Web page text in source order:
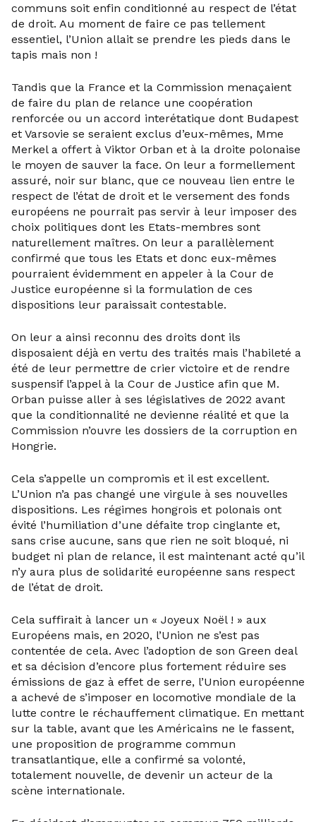
communs soit enfin conditionné au respect de l’état
de droit. Au moment de faire ce pas tellement
essentiel, l’Union allait se prendre les pieds dans le
tapis mais non !
Tandis que la France et la Commission menaçaient
de faire du plan de relance une coopération
renforcée ou un accord interétatique dont Budapest
et Varsovie se seraient exclus d’eux-mêmes, Mme
Merkel a offert à Viktor Orban et à la droite polonaise
le moyen de sauver la face. On leur a formellement
assuré, noir sur blanc, que ce nouveau lien entre le
respect de l’état de droit et le versement des fonds
européens ne pourrait pas servir à leur imposer des
choix politiques dont les Etats-membres sont
naturellement maîtres. On leur a parallèlement
confirmé que tous les Etats et donc eux-mêmes
pourraient évidemment en appeler à la Cour de
Justice européenne si la formulation de ces
dispositions leur paraissait contestable.
On leur a ainsi reconnu des droits dont ils
disposaient déjà en vertu des traités mais l’habileté a
été de leur permettre de crier victoire et de rendre
suspensif l’appel à la Cour de Justice afin que M.
Orban puisse aller à ses législatives de 2022 avant
que la conditionnalité ne devienne réalité et que la
Commission n’ouvre les dossiers de la corruption en
Hongrie.
Cela s’appelle un compromis et il est excellent.
L’Union n’a pas changé une virgule à ses nouvelles
dispositions. Les régimes hongrois et polonais ont
évité l’humiliation d’une défaite trop cinglante et,
sans crise aucune, sans que rien ne soit bloqué, ni
budget ni plan de relance, il est maintenant acté qu’il
n’y aura plus de solidarité européenne sans respect
de l’état de droit.
Cela suffirait à lancer un « Joyeux Noël ! » aux
Européens mais, en 2020, l’Union ne s’est pas
contentée de cela. Avec l’adoption de son Green deal
et sa décision d’encore plus fortement réduire ses
émissions de gaz à effet de serre, l’Union européenne
a achevé de s’imposer en locomotive mondiale de la
lutte contre le réchauffement climatique. En mettant
sur la table, avant que les Américains ne le fassent,
une proposition de programme commun
transatlantique, elle a confirmé sa volonté,
totalement nouvelle, de devenir un acteur de la
scène internationale.